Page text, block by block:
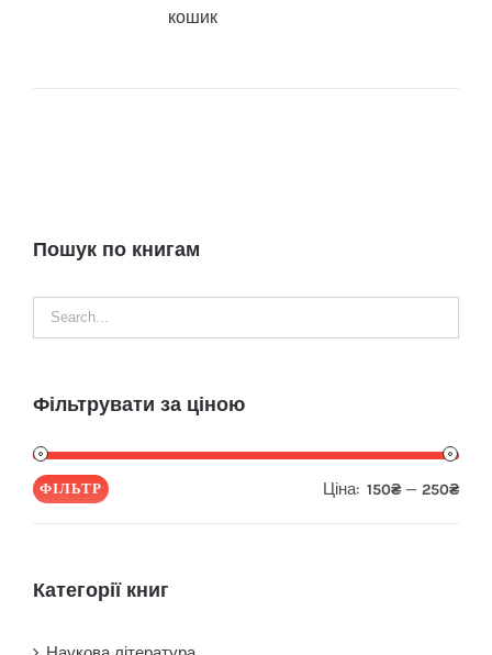
кошик
Пошук по книгам
Фільтрувати за ціною
ФІЛЬТР Ціна: 150₴ — 250₴
Категорії книг